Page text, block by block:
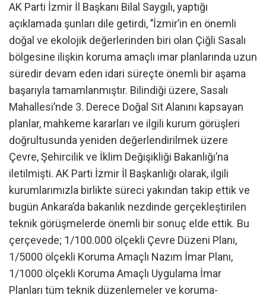
AK Parti İzmir İl Başkanı Bilal Saygılı, yaptığı
açıklamada şunları dile getirdi, ’’İzmir’in en önemli
doğal ve ekolojik değerlerinden biri olan Çiğli Sasalı
bölgesine ilişkin koruma amaçlı imar planlarında uzun
süredir devam eden idari süreçte önemli bir aşama
başarıyla tamamlanmıştır. Bilindiği üzere, Sasalı
Mahallesi’nde 3. Derece Doğal Sit Alanını kapsayan
planlar, mahkeme kararları ve ilgili kurum görüşleri
doğrultusunda yeniden değerlendirilmek üzere
Çevre, Şehircilik ve İklim Değişikliği Bakanlığı’na
iletilmişti. AK Parti İzmir İl Başkanlığı olarak, ilgili
kurumlarımızla birlikte süreci yakından takip ettik ve
bugün Ankara’da bakanlık nezdinde gerçekleştirilen
teknik görüşmelerde önemli bir sonuç elde ettik. Bu
çerçevede; 1/100.000 ölçekli Çevre Düzeni Planı,
1/5000 ölçekli Koruma Amaçlı Nazım İmar Planı,
1/1000 ölçekli Koruma Amaçlı Uygulama İmar
Planları tüm teknik düzenlemeler ve koruma-